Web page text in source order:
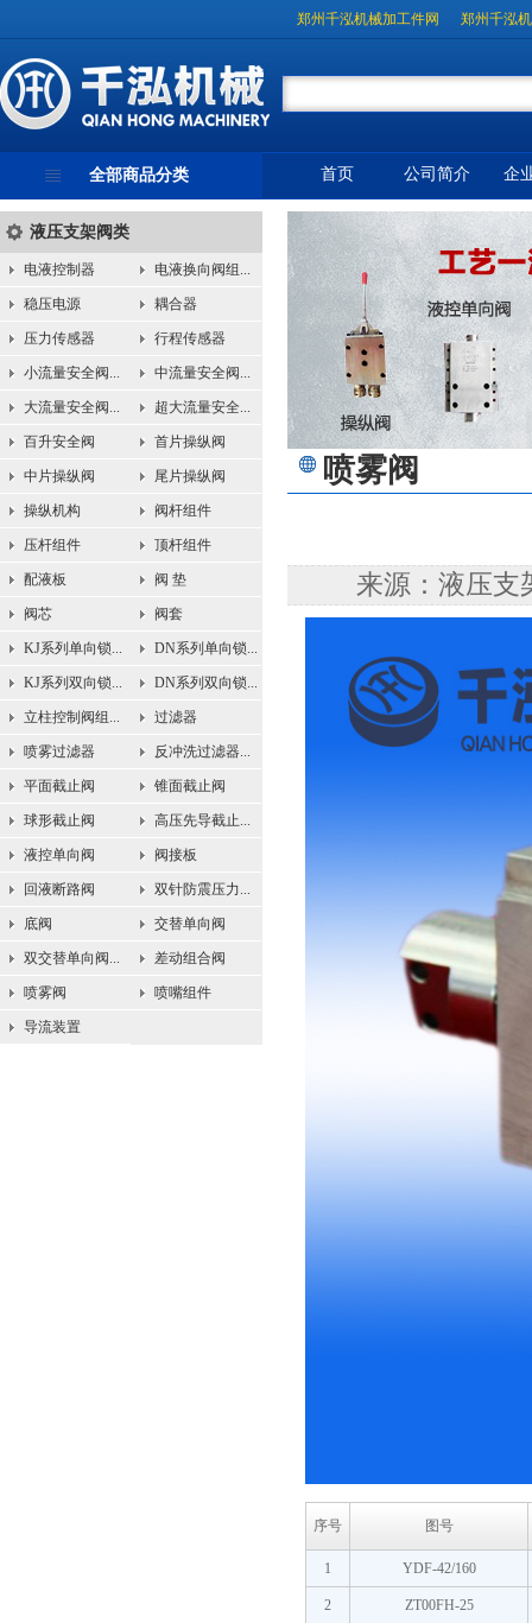
郑州千泓机械加工件网 郑州千泓
全部商品分类
液压支架阀类
电液控制器 电液换向阀组...
稳压电源 耦合器
压力传感器 行程传感器
小流量安全阀... 中流量安全阀...
大流量安全阀... 超大流量安全...
百升安全阀 首片操纵阀
中片操纵阀 尾片操纵阀
操纵机构 阀杆组件
压杆组件 顶杆组件
配液板 阀 垫
阀芯 阀套
KJ系列单向锁... DN系列单向锁...
KJ系列双向锁... DN系列双向锁...
立柱控制阀组... 过滤器
喷雾过滤器 反冲洗过滤器...
平面截止阀 锥面截止阀
球形截止阀 高压先导截止...
液控单向阀 阀接板
回液断路阀 双针防震压力...
底阀 交替单向阀
双交替单向阀... 差动组合阀
喷雾阀 喷嘴组件
导流装置
首页 公司简介 企
喷雾阀
来源：液压支
序号 图号
1 YDF-42/160
2 ZT00FH-25